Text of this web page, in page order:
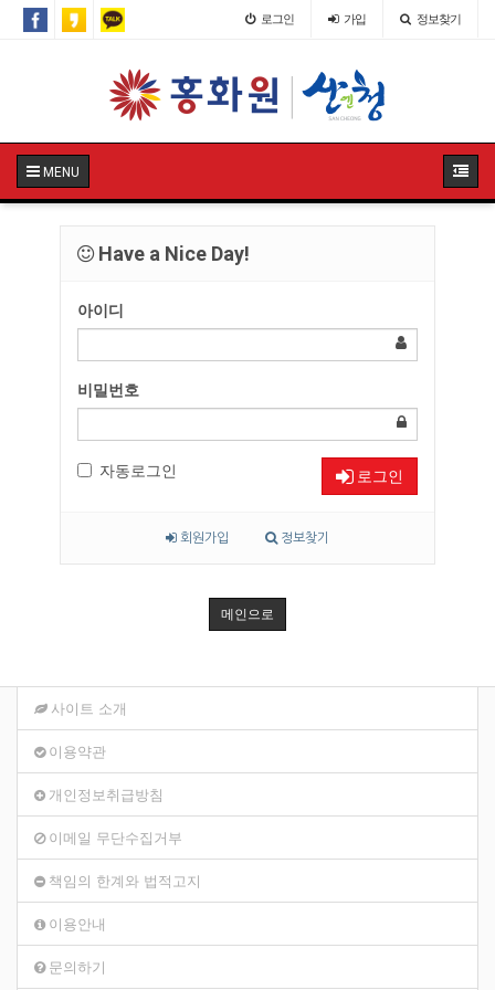
로그인 가입 정보찾기
MENU
Have a Nice Day!
아이디
비밀번호
자동로그인 로그인
회원가입 정보찾기
메인으로
사이트 소개
이용약관
개인정보취급방침
이메일 무단수집거부
책임의 한계와 법적고지
이용안내
문의하기